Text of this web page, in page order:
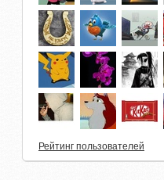
Рейтинг пользователей